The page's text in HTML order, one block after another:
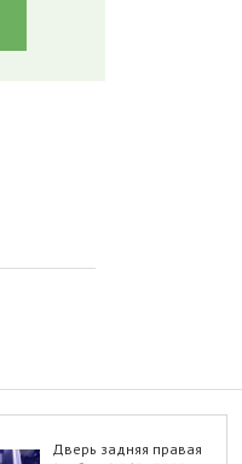
Дверь задняя правая